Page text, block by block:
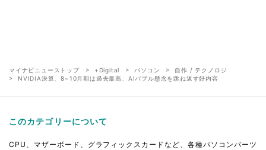
マイナビニューストップ +Digital パソコン
自作 / テクノロジ
NVIDIA決算、8~10月期は過去最高、AIバブル懸念を跳ね返す好内容
このカテゴリーについて
CPU、マザーボード、グラフィックスカードなど、各種パソコンパーツ